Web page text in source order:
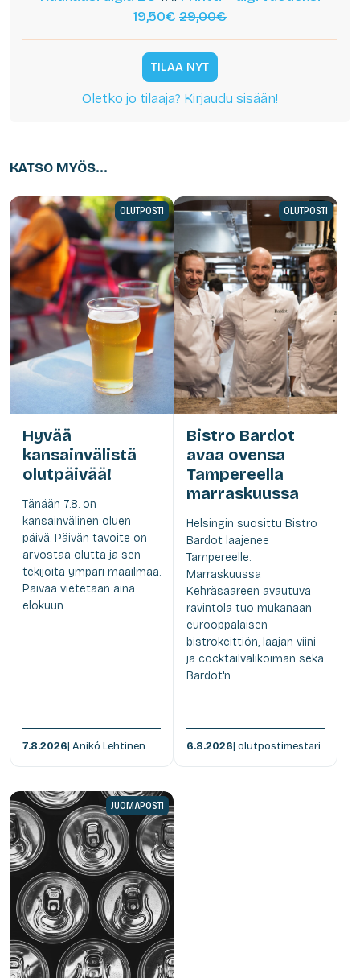
19,50€ 29,00€
TILAA NYT
Oletko jo tilaaja? Kirjaudu sisään!
KATSO MYÖS...
OLUTPOSTI
Hyvää
kansainvälistä
olutpäivää!
Tänään 7.8. on
kansainvälinen oluen
päivä. Päivän tavoite on
arvostaa olutta ja sen
tekijöitä ympäri maailmaa.
Päivää vietetään aina
elokuun...
7.8.2026| Anikó Lehtinen
OLUTPOSTI
Bistro Bardot
avaa ovensa
Tampereella
marraskuussa
Helsingin suosittu Bistro
Bardot laajenee
Tampereelle.
Marraskuussa
Kehräsaareen avautuva
ravintola tuo mukanaan
eurooppalaisen
bistrokeittiön, laajan viini-
ja cocktailvalikoiman sekä
Bardot'n...
6.8.2026| olutpostimestari
JUOMAPOSTI